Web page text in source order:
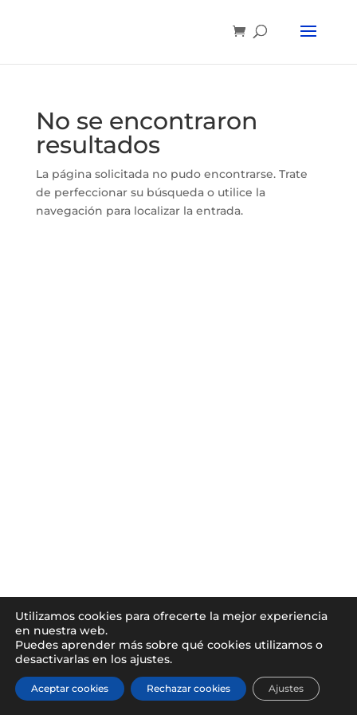
No se encontraron
resultados
La página solicitada no pudo encontrarse. Trate
de perfeccionar su búsqueda o utilice la
navegación para localizar la entrada.
Utilizamos cookies para ofrecerte la mejor experiencia
en nuestra web.
Puedes aprender más sobre qué cookies utilizamos o
desactivarlas en los ajustes.
Aceptar cookies Rechazar cookies Ajustes